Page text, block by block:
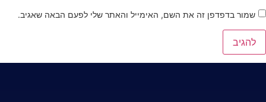
שמור בדפדפן זה את השם, האימייל והאתר שלי לפעם הבאה שאגיב.